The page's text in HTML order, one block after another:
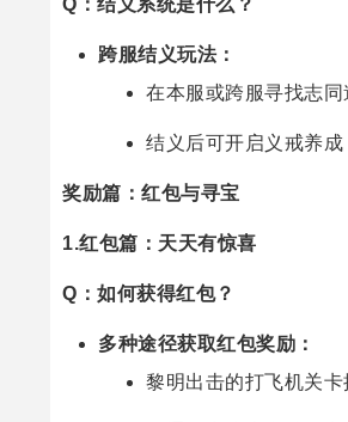
跨服结义玩法：
在本服或跨服寻找志同
结义后可开启义戒养成
奖励篇：红包与寻宝
1.红包篇：天天有惊喜
Q：如何获得红包？
多种途径获取红包奖励：
黎明出击的打飞机关卡